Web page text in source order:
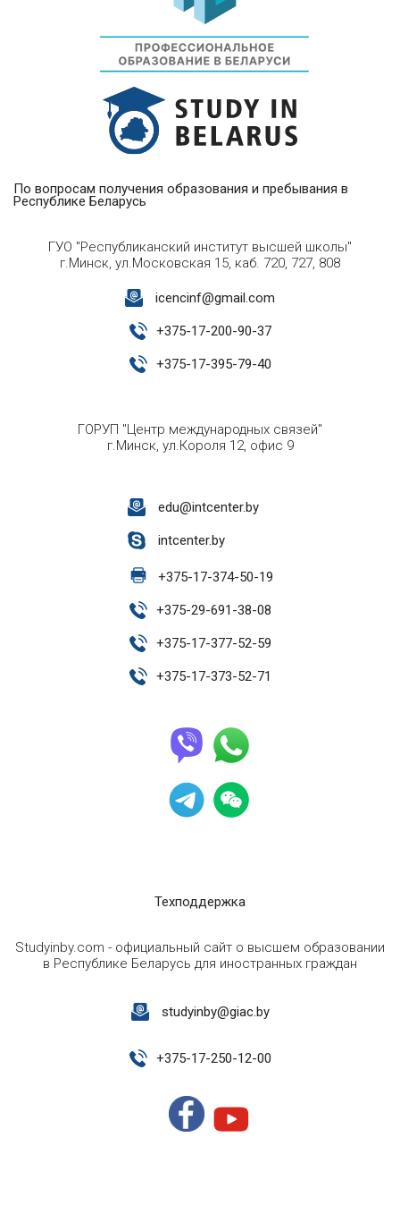
По вопросам получения образования и пребывания в
Республике Беларусь
ГУО "Республиканский институт высшей школы"
г.Минск, ул.Московская 15, каб. 720, 727, 808
icencinf@gmail.com
+375-17-200-90-37
+375-17-395-79-40
ГОРУП "Центр международных связей"
г.Минск, ул.Короля 12, офис 9
edu@intcenter.by
intcenter.by
+375-17-374-50-19
+375-29-691-38-08
+375-17-377-52-59
+375-17-373-52-71
Техподдержка
Studyinby.com - официальный сайт о высшем образовании
в Республике Беларусь для иностранных граждан
studyinby@giac.by
+375-17-250-12-00